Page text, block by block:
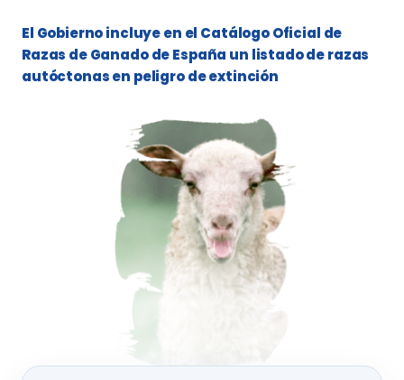
El Gobierno incluye en el Catálogo Oficial de
Razas de Ganado de España un listado de razas
autóctonas en peligro de extinción